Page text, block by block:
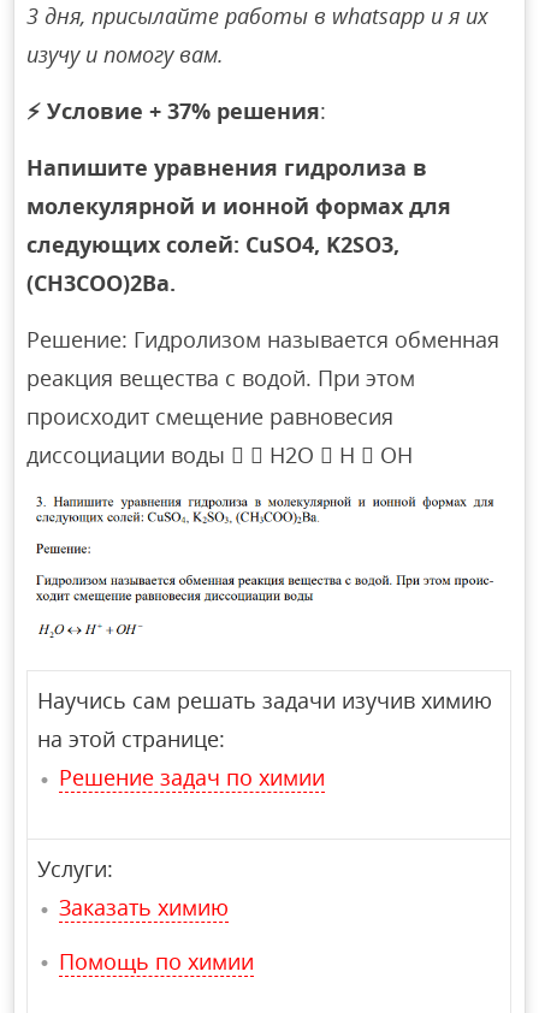
3 дня, присылайте работы в whatsapp и я их
изучу и помогу вам.
⚡ Условие + 37% решения:
Напишите уравнения гидролиза в
молекулярной и ионной формах для
следующих солей: СuSO4, K2SO3,
(CH3COO)2Ba.
Решение: Гидролизом называется обменная
реакция вещества с водой. При этом
происходит смещение равновесия
диссоциации воды   H2O  H  OH
Научись сам решать задачи изучив химию
на этой странице:
Решение задач по химии
Услуги:
Заказать химию
Помощь по химии